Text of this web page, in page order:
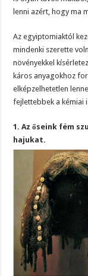
lenni azért, hogy ma
Az egyiptomiaktól
mindenki szerette
növényekkel
káros anyagokhoz
elképzelhetetlen
fejlettebbek a kémiai
1. Az őseink fém
hajukat.